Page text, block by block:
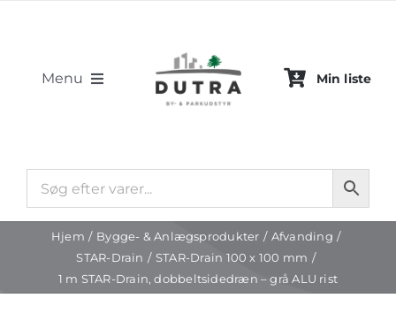
Menu
Bygge- & Anlægsprodukter
Projekter
Min liste
Hjem Bygge- & Anlægsprodukter
Afvanding
STAR-Drain
STAR-Drain 100 x 100 mm
1 m STAR-Drain, dobbeltsidedræn – grå ALU rist